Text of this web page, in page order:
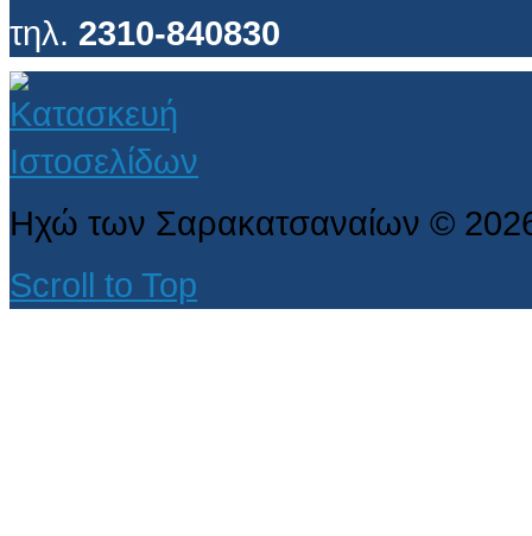
τηλ. 2310-840830
Ηχώ των Σαρακατσαναίων ©
Scroll to Top